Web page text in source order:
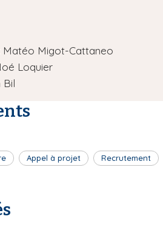
Matéo Migot-Cattaneo
Loquier
Bil
Appel à projet Recrutement